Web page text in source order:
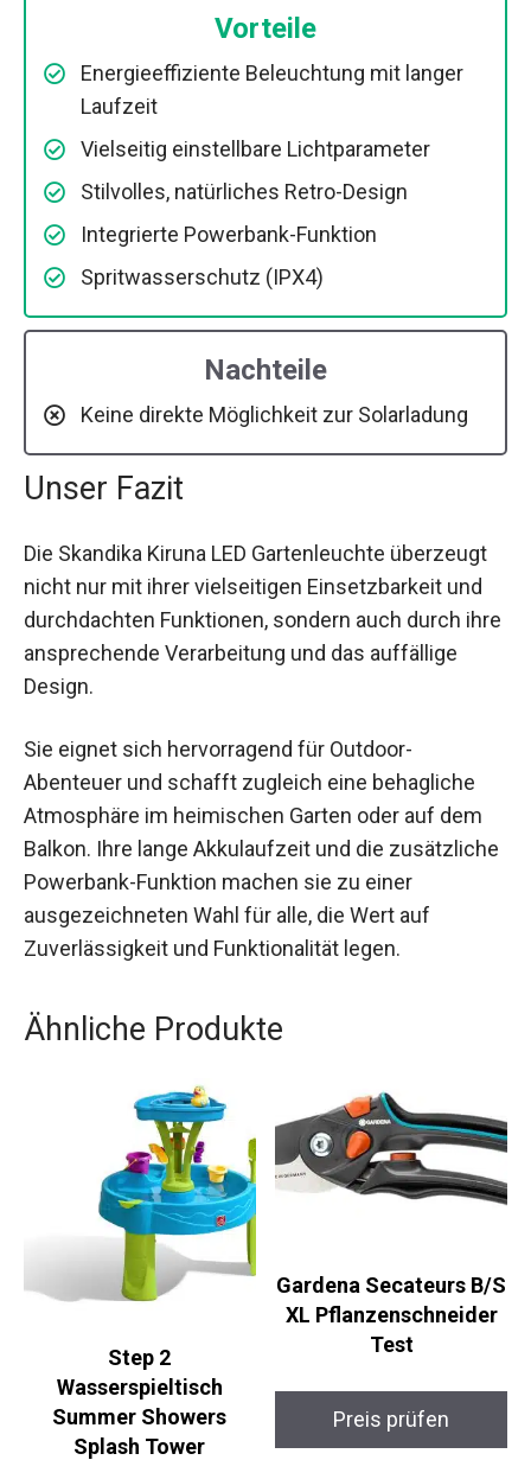
Vorteile
Energieeffiziente Beleuchtung mit langer
Laufzeit
Vielseitig einstellbare Lichtparameter
Stilvolles, natürliches Retro-Design
Integrierte Powerbank-Funktion
Spritwasserschutz (IPX4)
Nachteile
Keine direkte Möglichkeit zur Solarladung
Unser Fazit
Die Skandika Kiruna LED Gartenleuchte überzeugt
nicht nur mit ihrer vielseitigen Einsetzbarkeit und
durchdachten Funktionen, sondern auch durch ihre
ansprechende Verarbeitung und das auffällige
Design.
Sie eignet sich hervorragend für Outdoor-
Abenteuer und schafft zugleich eine behagliche
Atmosphäre im heimischen Garten oder auf dem
Balkon. Ihre lange Akkulaufzeit und die zusätzliche
Powerbank-Funktion machen sie zu einer
ausgezeichneten Wahl für alle, die Wert auf
Zuverlässigkeit und Funktionalität legen.
Ähnliche Produkte
Step 2
Wasserspieltisch
Summer Showers
Splash Tower
Gardena Secateurs B/S
XL Pflanzenschneider
Test
Preis prüfen